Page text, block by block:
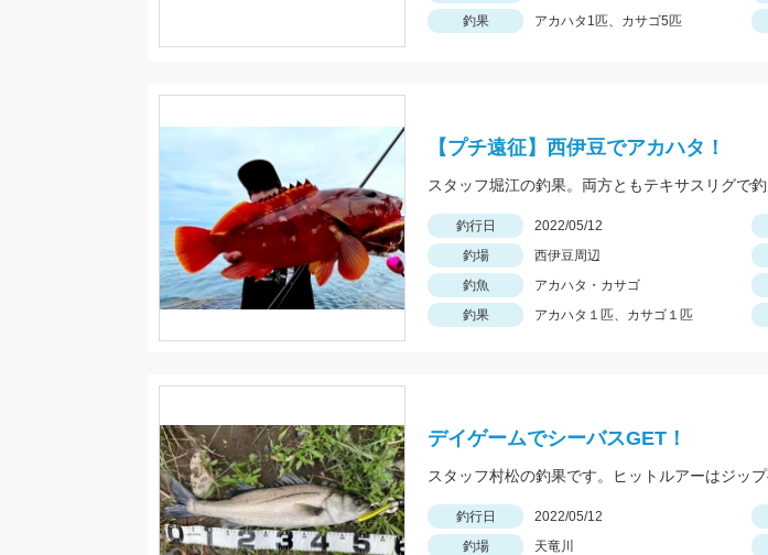
釣果
アカハタ1匹、カサゴ5匹
【プチ遠征】西伊豆でアカハタ！
釣行日 2022/05/12
釣場
西伊豆周辺
釣魚
アカハタ・カサゴ
釣果
アカハタ１匹、カサゴ１匹
デイゲームでシーバスGET！
釣行日 2022/05/12
釣場
天竜川